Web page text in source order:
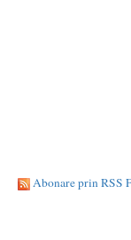
Abonare prin RSS